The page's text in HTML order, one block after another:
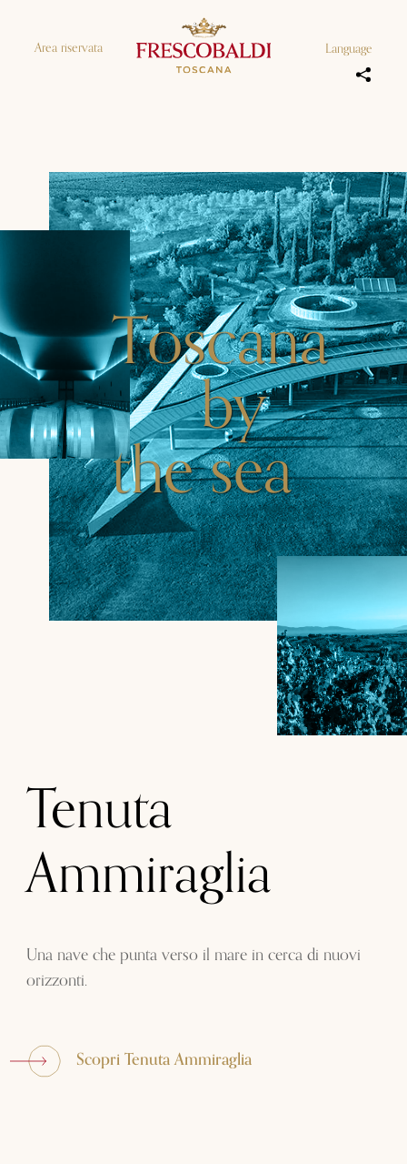
Area riservata Language
Toscana
by
the sea
Tenuta
Ammiraglia
Una nave che punta verso il mare in cerca di nuovi
orizzonti.
Scopri Tenuta Ammiraglia